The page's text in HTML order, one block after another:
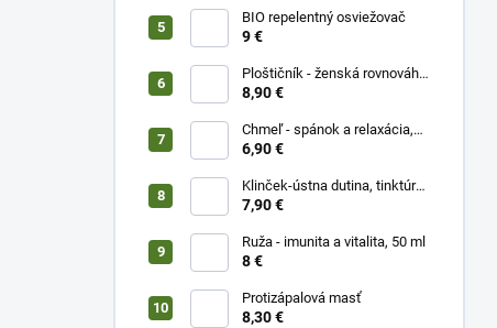
BIO repelentný osviežovač
9 €
Ploštičník - ženská rovnováha,
50 ml
8,90 €
Chmeľ - spánok a relaxácia,
50 ml
6,90 €
Klinček-ústna dutina, tinktúra
50 ml
7,90 €
Ruža - imunita a vitalita, 50 ml
8 €
Protizápalová masť
8,30 €